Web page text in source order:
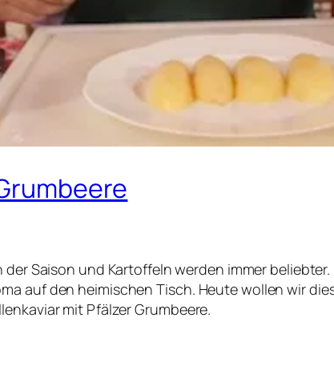
Saison und Kartoffeln werden immer
auf den heimischen Tisch. Heute wollen wir
mit Pfälzer Grumbeere.